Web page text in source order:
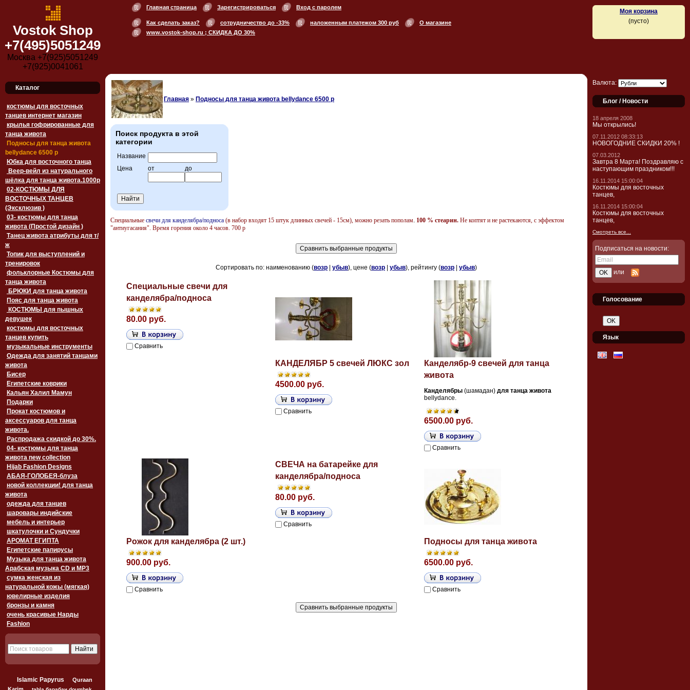
Vostok Shop
+7(495)5051249
Москва +7(925)5051249
+7(925)0041061
Главная страница Зарегистрироваться Вход с паролем
Как сделать заказ? сотрудничество до -33% наложенным платежом 300 руб
О магазине
www.vostok-shop.ru ; СКИДКА ДО 30%
Моя корзина
(пусто)
Каталог
костюмы для восточных
танцев интернет магазин
крылья гофрированные для
танца живота
Подносы для танца живота
bellydance 6500 p
Юбка для восточного танца
Веер-вейл из натурального
шёлка для танца живота.1000p
02-КОСТЮМЫ ДЛЯ
ВОСТОЧНЫХ ТАНЦЕВ
(Эксклюзив )
03- костюмы для танца
живота (Простой дизайн )
Танец живота атрибуты для т/
ж
Топик для выступлений и
тренировок
фольклорные Костюмы для
танца живота
БРЮКИ для танца живота
Пояс для танца живота
девушек
костюмы для восточных
танцев купить
музыкальные инструменты
Одежда для занятий танцами
живота
Бисер
Египетские коврики
Кальян Халил Мамун
Подарки
Прокат костюмов и
аксессуаров для танца
живота.
Распродажа скидкой до 30%.
04- костюмы для танца
живота new collection
Hijab Fashion Designs
АБАЯ-ГОЛОБЕЯ-блуза
новой коллекции! для танца
живота
одежда для танцев
шаровары индийские
мебель и интерьер
шкатулочки и Сундучки
АРОМАТ ЕГИПТА
Египетские папирусы
Музыка для танца живота
Арабская музыка CD и MP3
сумка женская из
натуральной кожы (мягкая)
ювелирные изделия
бронзы и камня
очень красивые Нарды
Fashion
Islamic Papyrus
Quraan
Главная » Подносы для танца живота bellydance 6500 p
Поиск продукта в этой
категории
Название
Цена
от до
Специальные свечи для канделябра/подноса (в набор входят 15 штук длинных свечей - 15см), можно резать пополам. 100 % стеарин. Не коптят и не растекаются, с эффектом
"антиугасания". Время горения около 4 часов. 700 p
Сортировать по: наименованию (возр убыв), цене (возр убыв), рейтингу (возр убыв)
Специальные свечи для
канделябра/подноса
80.00 руб.
Сравнить
КАНДЕЛЯБР 5 свечей ЛЮКС зол
4500.00 руб.
Сравнить
Канделябр-9 свечей для танца
живота
Канделябры (шамадан) для танца живота
bellydance.
6500.00 руб.
Сравнить
Рожок для канделябра (2 шт.)
900.00 руб.
Сравнить
СВЕЧА на батарейке для
канделябра/подноса
80.00 руб.
Сравнить
Подносы для танца живота
6500.00 руб.
Сравнить
Валюта:
Блог / Новости
18 апреля 2008
Мы открылись!
07.11.2012 08:33:13
НОВОГОДНИЕ СКИДКИ 20% !
07.03.2012
Завтра 8 Марта! Поздравляю с
наступающим праздником!!!
16.11.2014 15:00:04
Костюмы для восточных
танцев,
16.11.2014 15:00:04
Костюмы для восточных
танцев,
Смотреть все...
Подписаться на новости:
или
Голосование
Язык